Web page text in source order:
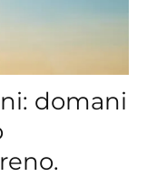
domani